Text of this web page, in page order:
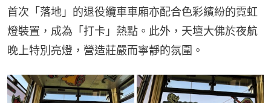
首次「落地」的退役纜車車廂亦配合色彩繽紛的霓虹
燈裝置，成為「打卡」熱點。此外，天壇大佛於夜航
晚上特別亮燈，營造莊嚴而寧靜的氛圍。